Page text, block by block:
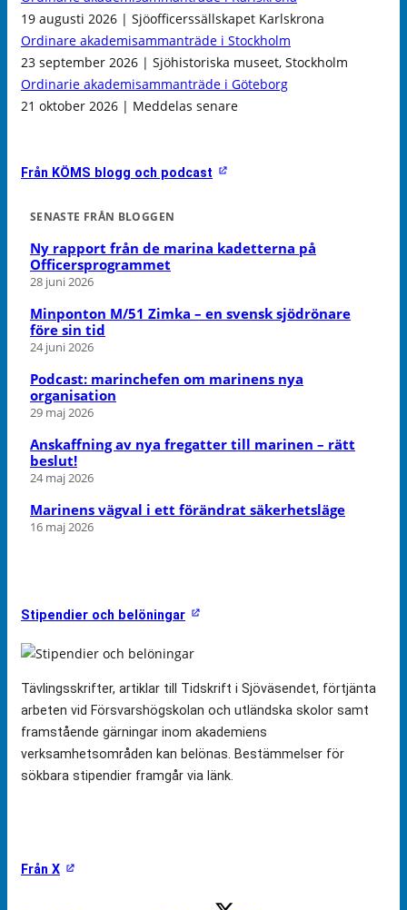
19 augusti 2026 | Sjöofficerssällskapet Karlskrona
Ordinare akademisammanträde i Stockholm
23 september 2026 | Sjöhistoriska museet, Stockholm
Ordinarie akademisammanträde i Göteborg
21 oktober 2026 | Meddelas senare
Från KÖMS blogg och podcast
SENASTE FRÅN BLOGGEN
Ny rapport från de marina kadetterna på
Officersprogrammet
28 juni 2026
Minponton M/51 Zimka – en svensk sjödrönare
före sin tid
24 juni 2026
Podcast: marinchefen om marinens nya
organisation
29 maj 2026
Anskaffning av nya fregatter till marinen – rätt
beslut!
24 maj 2026
Marinens vägval i ett förändrat säkerhetsläge
16 maj 2026
Stipendier och belöningar
Tävlingsskrifter, artiklar till Tidskrift i Sjöväsendet, förtjänta
arbeten vid Försvarshögskolan och utländska skolor samt
framstående gärningar inom akademiens
verksamhetsområden kan belönas. Bestämmelser för
sökbara stipendier framgår via länk.
Från X